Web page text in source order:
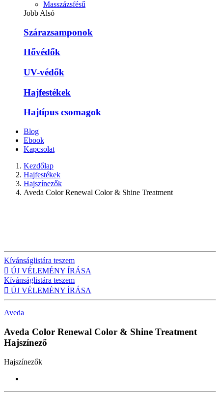
Masszázsfésű
Jobb Alsó
Szárazsamponok
Hővédők
UV-védők
Hajfestékek
Hajtípus csomagok
Blog
Ebook
Kapcsolat
Kezdőlap
Hajfestékek
Hajszínezők
Aveda Color Renewal Color & Shine Treatment
Kívánságlistára teszem
 ÚJ VÉLEMÉNY ÍRÁSA
Kívánságlistára teszem
 ÚJ VÉLEMÉNY ÍRÁSA
Aveda
Aveda Color Renewal Color & Shine Treatment
Hajszínező
Hajszínezők